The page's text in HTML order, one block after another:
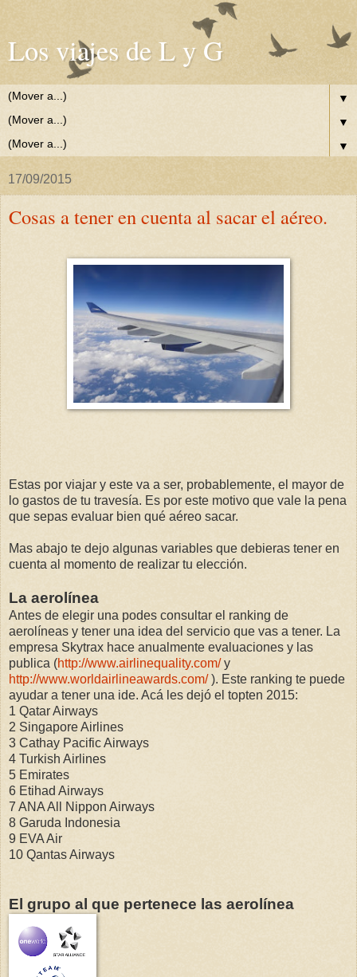
Los viajes de L y G
▼
▼
▼
17/09/2015
Cosas a tener en cuenta al sacar el aéreo.
Estas por viajar y este va a ser, probablemente, el mayor de
lo gastos de tu travesía. Es por este motivo que vale la pena
que sepas evaluar bien qué aéreo sacar.
Mas abajo te dejo algunas variables que debieras tener en
cuenta al momento de realizar tu elección.
La aerolínea
Antes de elegir una podes consultar el ranking de
aerolíneas y tener una idea del servicio que vas a tener. La
empresa Skytrax hace anualmente evaluaciones y las
publica (http://www.airlinequality.com/y
http://www.worldairlineawards.com/). Este ranking te puede
ayudar a tener una ide. Acá les dejó el topten 2015:
1 Qatar Airways
2 Singapore Airlines
3 Cathay Pacific Airways
4 Turkish Airlines
5 Emirates
6 Etihad Airways
7 ANA All Nippon Airways
8 Garuda Indonesia
9 EVA Air
10 Qantas Airways
El grupo al que pertenece las aerolínea